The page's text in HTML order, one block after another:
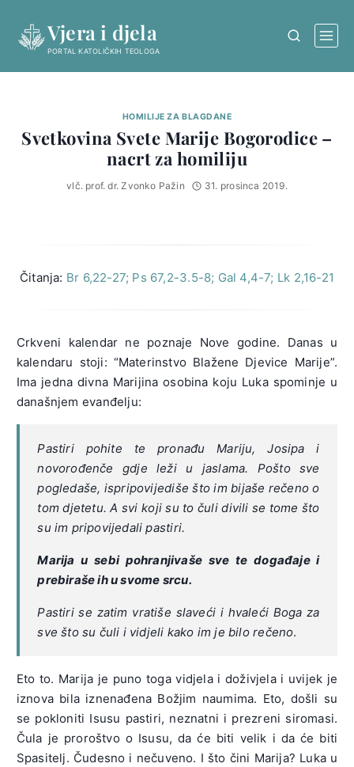
content
Vjera i djela
PORTAL KATOLIČKIH TEOLOGA
HOMILIJE ZA BLAGDANE
Svetkovina Svete Marije Bogorodice –
nacrt za homiliju
vlč. prof. dr. Zvonko Pažin 31. prosinca 2019.
Čitanja: Br 6,22-27; Ps 67,2-3.5-8; Gal 4,4-7; Lk 2,16-21
Crkveni kalendar ne poznaje Nove godine. Danas u
kalendaru stoji: “Materinstvo Blažene Djevice Marije”.
Ima jedna divna Marijina osobina koju Luka spominje u
današnjem evanđelju:
Pastiri pohite te pronađu Mariju, Josipa i
novorođenče gdje leži u jaslama. Pošto sve
pogledaše, ispripovijediše što im bijaše rečeno o
tom djetetu. A svi koji su to čuli divili se tome što
su im pripovijedali pastiri.
Marija u sebi pohranjivaše sve te događaje i
prebiraše ih u svome srcu.
Pastiri se zatim vratiše slaveći i hvaleći Boga za
sve što su čuli i vidjeli kako im je bilo rečeno.
Eto to. Marija je puno toga vidjela i doživjela i uvijek je
iznova bila iznenađena Božjim naumima. Eto, došli su
se pokloniti Isusu pastiri, neznatni i prezreni siromasi.
Čula je proroštvo o Isusu, da će biti velik i da će biti
Spasitelj. Čudesno i nečuveno. I što čini Marija? Luka u